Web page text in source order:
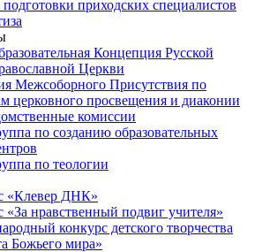
приходских специалистов
Концепция Русской
Церкви
Межсоборного Присутствия по
церковного просвещения и диаконии
комиссии
по созданию образовательных
по теологии
«Клевер ДНК»
«За нравственный подвиг учителя»
конкурс детского творчества
Божьего мира»